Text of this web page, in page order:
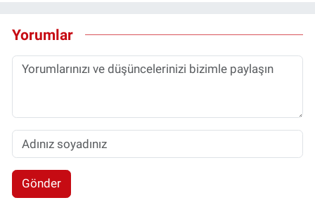
Yorumlar
Gönder